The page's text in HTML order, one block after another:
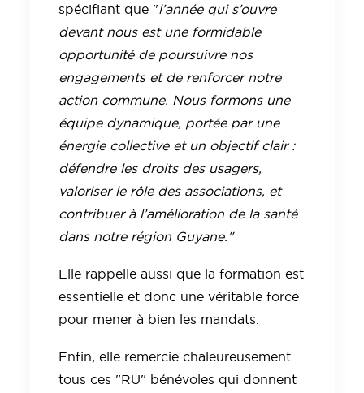
spécifiant que "l’année qui s’ouvre
devant nous est une formidable
opportunité de poursuivre nos
engagements et de renforcer notre
action commune. Nous formons une
équipe dynamique, portée par une
énergie collective et un objectif clair :
défendre les droits des usagers,
valoriser le rôle des associations, et
contribuer à l’amélioration de la santé
dans notre région Guyane."
Elle rappelle aussi que la formation est
essentielle et donc une véritable force
pour mener à bien les mandats.
Enfin, elle remercie chaleureusement
tous ces "RU" bénévoles qui donnent